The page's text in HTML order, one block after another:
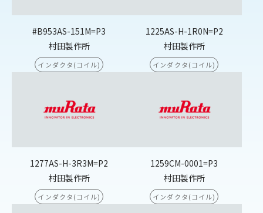
#B953AS-151M=P3
村田製作所
インダクタ(コイル)
1225AS-H-1R0N=P2
村田製作所
インダクタ(コイル)
1277AS-H-3R3M=P2
村田製作所
インダクタ(コイル)
1259CM-0001=P3
村田製作所
インダクタ(コイル)